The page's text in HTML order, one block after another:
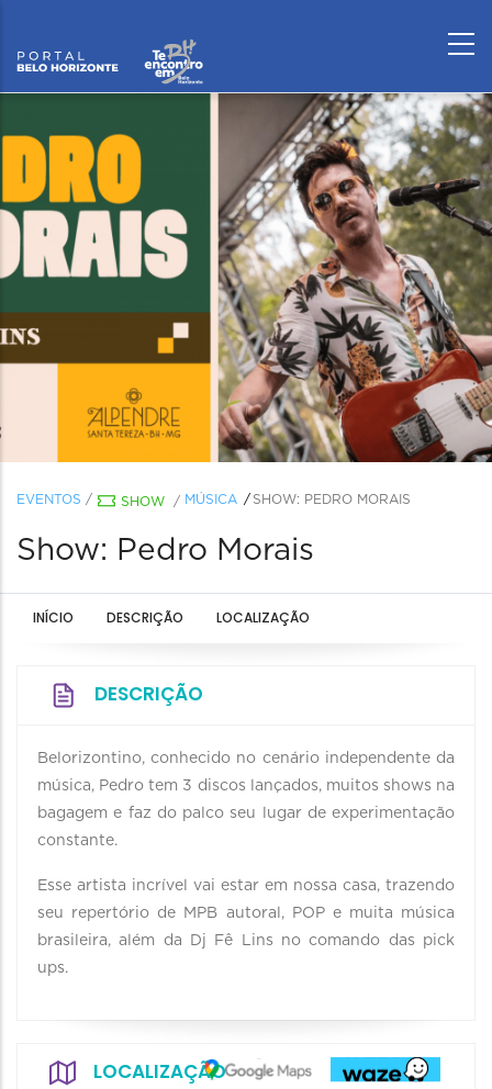
EVENTOS / SHOW / MÚSICA SHOW: PEDRO MORAIS
Show: Pedro Morais
INÍCIO DESCRIÇÃO LOCALIZAÇÃO
DESCRIÇÃO
Belorizontino, conhecido no cenário independente da
música, Pedro tem 3 discos lançados, muitos shows na
bagagem e faz do palco seu lugar de experimentação
constante.
Esse artista incrível vai estar em nossa casa, trazendo
seu repertório de MPB autoral, POP e muita música
brasileira, além da Dj Fê Lins no comando das pick
ups.
LOCALIZAÇÃO